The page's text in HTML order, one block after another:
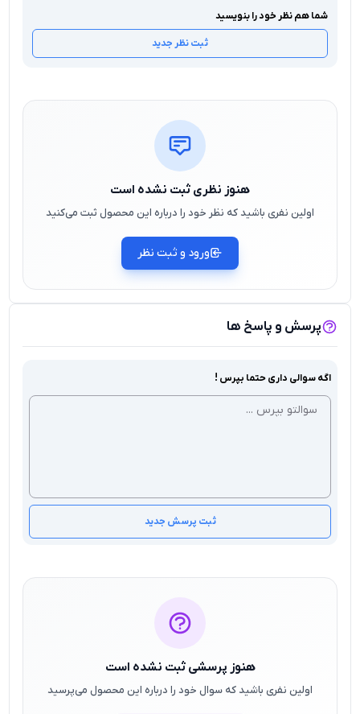
شما هم نظر خود را بنویسید
ثبت نظر جدید
هنوز نظری ثبت نشده است
اولین نفری باشید که نظر خود را درباره این محصول ثبت می‌کنید
ورود و ثبت نظر
پرسش و پاسخ ها
اگه سوالی داری حتما بپرس !
ثبت پرسش جدید
هنوز پرسشی ثبت نشده است
اولین نفری باشید که سوال خود را درباره این محصول می‌پرسید